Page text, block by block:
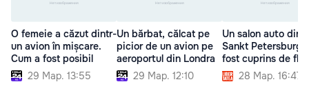
O femeie a căzut dintr-
un avion în mișcare.
Cum a fost posibil
29 Мар. 13:55
Un bărbat, călcat pe
picior de un avion pe
aeroportul din Londra
29 Мар. 12:10
Un salon auto din
Sankt Petersburg
fost cuprins de
28 Мар. 16:47